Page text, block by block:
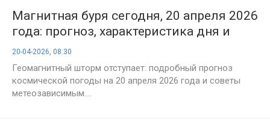
Магнитная буря сегодня, 20 апреля 2026
года: прогноз, характеристика дня и
рекомендации врачей
20-04-2026, 08:30
Геомагнитный шторм отступает: подробный прогноз
космической погоды на 20 апреля 2026 года и советы
метеозависимым....